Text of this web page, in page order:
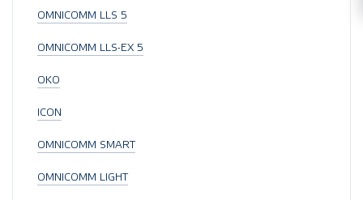
OMNICOMM LLS 5
OMNICOMM LLS-EX 5
OKO
ICON
OMNICOMM SMART
OMNICOMM LIGHT